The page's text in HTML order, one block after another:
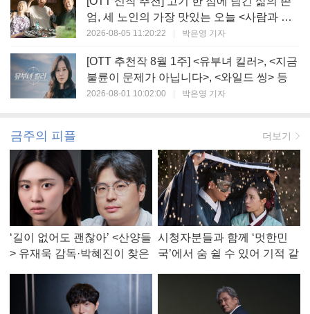
엄, 세 노인의 가장 맛있는 오늘 <사람과 고
기>
2026-08-05 11:20:22 | 박은영 기자
[OTT 추천작 8월 1주] <유부녀 킬러>, <지금
불륜이 문제가 아닙니다>, <와일드 씽> 등
2026-08-01 10:02:00 | 박은영 기자
금주의 피플 더보기
‘길이 없어도 괜찮아’ <산양들
> 유재욱 감독·박혜진이 찾은
시청자분들과 함께 ‘멋한민
국’에서 숨 쉴 수 있어 기적 같